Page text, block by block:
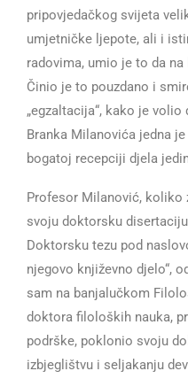
pripovjedačkog svijeta
umjetničke ljepote, ali i
radovima, umio je to da
Činio je to pouzdano i
„egzaltacija“, kako je volio
Branka Milanovića jedna
bogatoj recepciji djela
Profesor Milanović, koliko
svoju doktorsku
Doktorsku tezu pod
njegovo književno djelo“,
sam na banjalučkom
doktora filoloških nauka,
podrške, poklonio svoju
izbjeglištvu i seljakanju